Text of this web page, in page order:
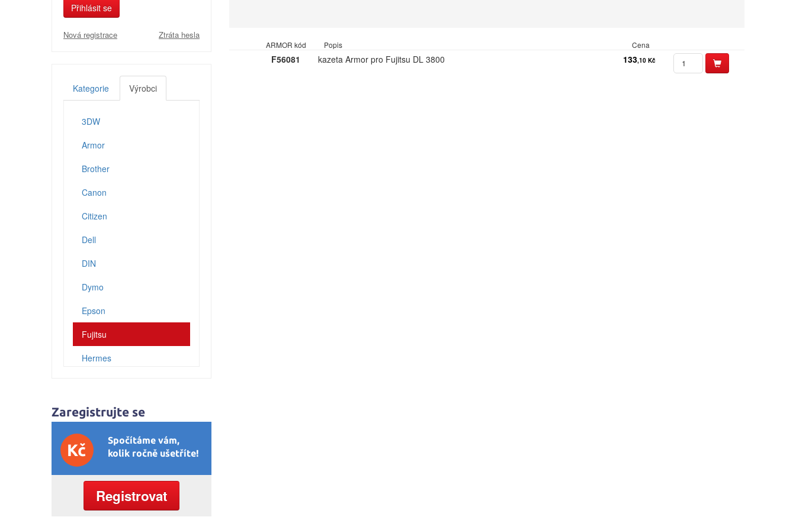
Přihlásit se
Nová registrace Ztráta hesla
Kategorie Výrobci
3DW
Armor
Brother
Canon
Citizen
Dell
DIN
Dymo
Epson
Fujitsu
Hermes
IBM
Konica-Minolta (Minolta)
Kyocera
Lexmark
Zaregistrujte se
Kč
Spočítáme vám,
kolik ročně ušetříte!
Registrovat
ARMOR kód Popis Cena
F56081 kazeta Armor pro Fujitsu DL 3800 133,10 Kč